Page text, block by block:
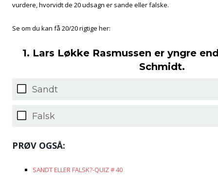
vurdere, hvorvidt de 20 udsagn er sande eller falske.
Se om du kan få 20/20 rigtige her:
1. Lars Løkke Rasmussen er yngre
Schmidt.
Sandt
Falsk
PRØV OGSÅ:
SANDT ELLER FALSK?-QUIZ # 40